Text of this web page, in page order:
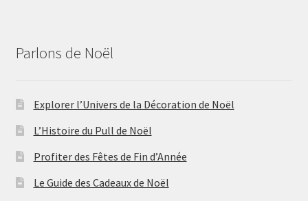
Parlons de Noël
Explorer l’Univers de la Décoration de Noël
L’Histoire du Pull de Noël
Profiter des Fêtes de Fin d’Année
Le Guide des Cadeaux de Noël